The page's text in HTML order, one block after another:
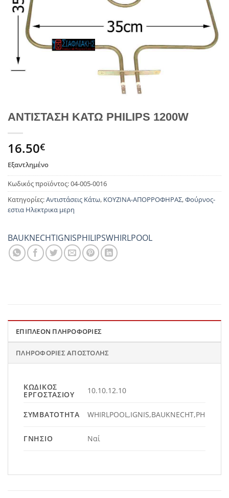
ΑΝΤΙΣΤΑΣΗ ΚΑΤΩ PHILIPS 1200W
16.50€
Εξαντλημένο
Κωδικός προϊόντος:04-005-0016
Κατηγορίες:Αντιστάσεις Κάτω, ΚΟΥΖΙΝΑ-ΑΠΟΡΡΟΦΗΡΑΣ,Φούρνος-
εστια Ηλεκτρικα μερη
BAUKNECHTIGNISPHILIPSWHIRLPOOL
ΕΠΙΠΛΈΟΝ ΠΛΗΡΟΦΟΡΊΕΣ
ΠΛΗΡΟΦΟΡΊΕΣ ΑΠΟΣΤΟΛΉΣ
ΚΩΔΙΚΌΣ
ΕΡΓΟΣΤΑΣΊΟΥ 10.10.12.10
ΣΥΜΒΑΤΌΤΗΤΑ WHIRLPOOL,IGNIS,BAUKNECHT,PHILIPS
ΓΝΉΣΙΟ Ναί